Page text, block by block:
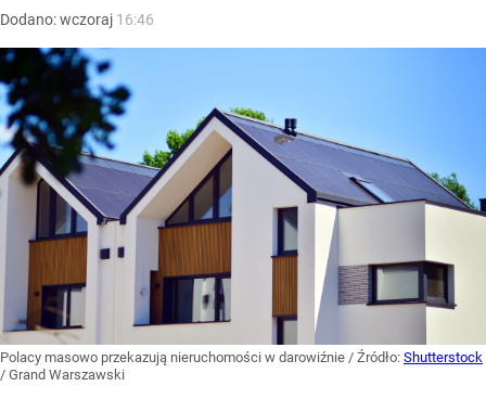
Dodano:wczoraj 16:46
Polacy masowo przekazują nieruchomości w darowiźnie / Źródło: Shutterstock
/ Grand Warszawski